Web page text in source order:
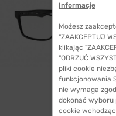
Informacje
Możesz
"ZAAKCEPTUJ
klikając
"ODRZUĆ
pliki cookie
funkcjonowania
nie wymaga
dokonać wyboru
cookie